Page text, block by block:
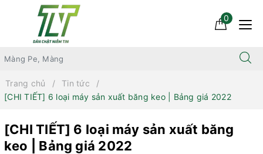
0
Trang chủ
Tin tức
[CHI TIẾT] 6 loại máy sản xuất băng keo | Bảng giá 2022
[CHI TIẾT] 6 loại máy sản xuất băng
keo | Bảng giá 2022